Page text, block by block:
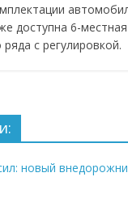
доступна 6-
с регулировкой.
новый